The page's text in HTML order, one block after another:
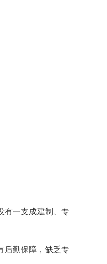
有一支成建制、专
后勤保障，缺乏专